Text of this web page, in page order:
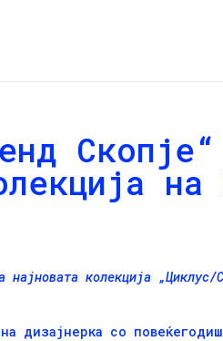
на
најновата колекција
дизајнерка со